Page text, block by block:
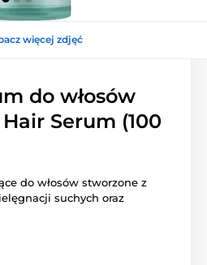
więcej zdjęć
do włosów
Serum (100
do włosów stworzone z
suchych oraz